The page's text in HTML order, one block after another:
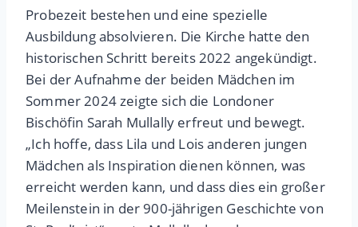
Probezeit bestehen und eine spezielle
Ausbildung absolvieren. Die Kirche hatte den
historischen Schritt bereits 2022 angekündigt.
Bei der Aufnahme der beiden Mädchen im
Sommer 2024 zeigte sich die Londoner
Bischöfin Sarah Mullally erfreut und bewegt.
„Ich hoffe, dass Lila und Lois anderen jungen
Mädchen als Inspiration dienen können, was
erreicht werden kann, und dass dies ein großer
Meilenstein in der 900-jährigen Geschichte von